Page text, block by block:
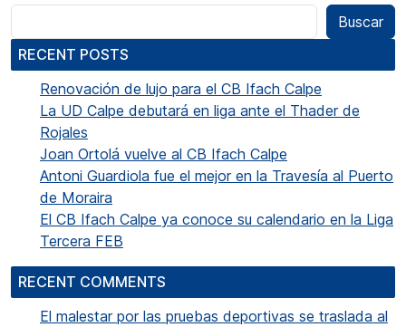
Buscar
RECENT POSTS
Renovación de lujo para el CB Ifach Calpe
La UD Calpe debutará en liga ante el Thader de
Rojales
Joan Ortolá vuelve al CB Ifach Calpe
Antoni Guardiola fue el mejor en la Travesía al Puerto
de Moraira
El CB Ifach Calpe ya conoce su calendario en la Liga
Tercera FEB
RECENT COMMENTS
El malestar por las pruebas deportivas se traslada al